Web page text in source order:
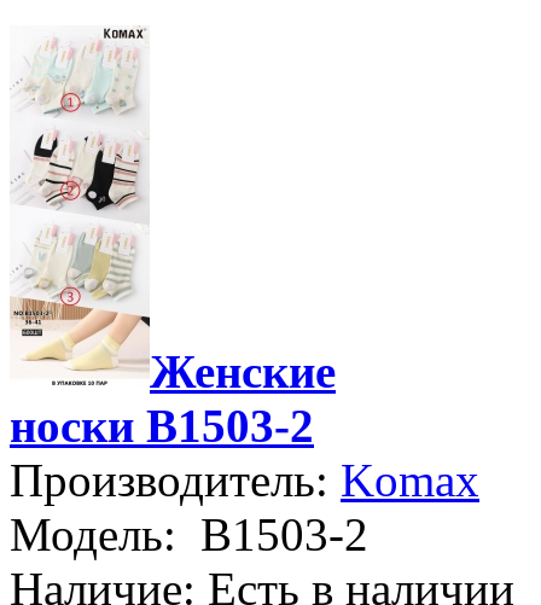
Женские
носки B1503-2
Производитель: Komax
Модель: B1503-2
Наличие: Есть в наличии